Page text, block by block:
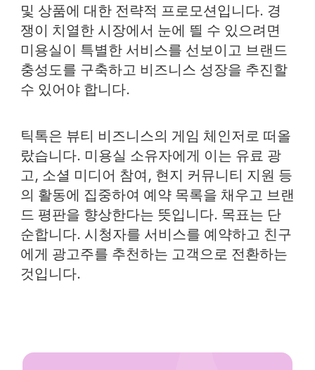
및 상품에 대한 전략적 프로모션입니다. 경
쟁이 치열한 시장에서 눈에 띌 수 있으려면
미용실이 특별한 서비스를 선보이고 브랜드
충성도를 구축하고 비즈니스 성장을 추진할
수 있어야 합니다.
틱톡은 뷰티 비즈니스의 게임 체인저로 떠올
랐습니다. 미용실 소유자에게 이는 유료 광
고, 소셜 미디어 참여, 현지 커뮤니티 지원 등
의 활동에 집중하여 예약 목록을 채우고 브랜
드 평판을 향상한다는 뜻입니다. 목표는 단
순합니다. 시청자를 서비스를 예약하고 친구
에게 광고주를 추천하는 고객으로 전환하는
것입니다.